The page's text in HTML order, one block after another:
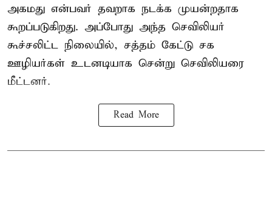
அகமது என்பவர் தவறாக நடக்க முயன்றதாக
கூறப்படுகிறது. அப்போது அந்த செவிலியர்
கூச்சலிட்ட நிலையில், சத்தம் கேட்டு சக
ஊழியர்கள் உடனடியாக சென்று செவிலியரை
மீட்டனர்.
Read More